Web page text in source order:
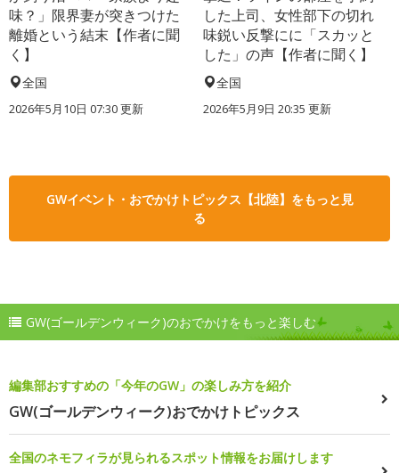
味？」限界妻が突きつけた
離婚という結末【作者に聞
く】
全国
2026年5月10日 07:30 更新
した上司、女性部下の切れ
味鋭い反撃にに「スカッと
した」の声【作者に聞く】
全国
2026年5月9日 20:35 更新
GWイベント・おでかけトピックス【北陸】をもっと見
る
GW(ゴールデンウィーク)のおでかけをもっと楽しむ
編集部おすすめの「今年のGW」の楽しみ方を紹介
GW(ゴールデンウィーク)おでかけトピックス
全国のネモフィラが見られるスポット情報をお届けします